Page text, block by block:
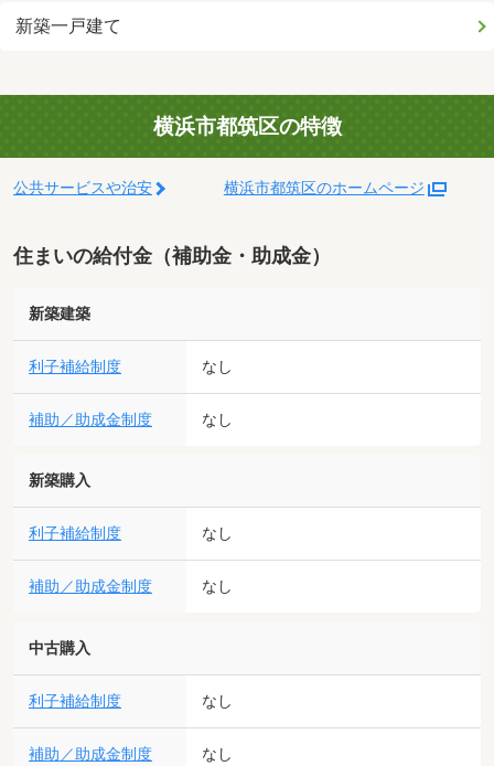
新築一戸建て
横浜市都筑区の特徴
公共サービスや治安 横浜市都筑区のホームページ
住まいの給付金（補助金・助成金）
新築建築
利子補給制度 なし
補助／助成金制度 なし
新築購入
利子補給制度 なし
補助／助成金制度 なし
中古購入
利子補給制度 なし
補助／助成金制度 なし